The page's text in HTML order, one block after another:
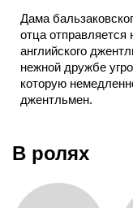
Дама
отца отправляется
английского
нежной дружбе
которую
джентльмен.
В ролях